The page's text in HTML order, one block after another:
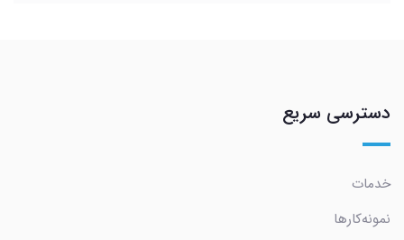
دسترسی سریع
خدمات
نمونه‌کارها